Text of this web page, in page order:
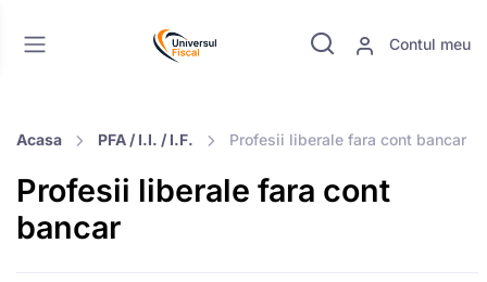
Contul meu
Acasa PFA / I.I. / I.F. Profesii liberale fara cont bancar
Profesii liberale fara cont
bancar